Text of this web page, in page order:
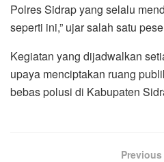
Polres Sidrap yang selalu
seperti ini,” ujar salah satu
Kegiatan yang dijadwalkan
upaya menciptakan ruang
bebas polusi di Kabupaten